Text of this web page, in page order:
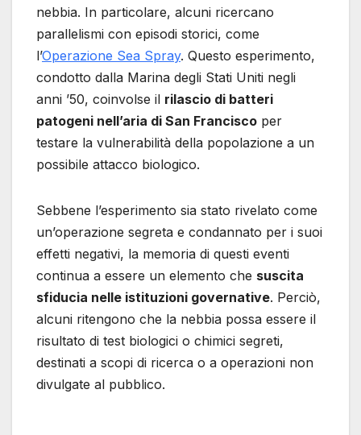
nebbia. In particolare, alcuni ricercano
parallelismi con episodi storici, come
l’Operazione Sea Spray. Questo esperimento,
condotto dalla Marina degli Stati Uniti negli
anni ’50, coinvolse il rilascio di batteri
patogeni nell’aria di San Francisco per
testare la vulnerabilità della popolazione a un
possibile attacco biologico.
Sebbene l’esperimento sia stato rivelato come
un’operazione segreta e condannato per i suoi
effetti negativi, la memoria di questi eventi
continua a essere un elemento che suscita
sfiducia nelle istituzioni governative. Perciò,
alcuni ritengono che la nebbia possa essere il
risultato di test biologici o chimici segreti,
destinati a scopi di ricerca o a operazioni non
divulgate al pubblico.